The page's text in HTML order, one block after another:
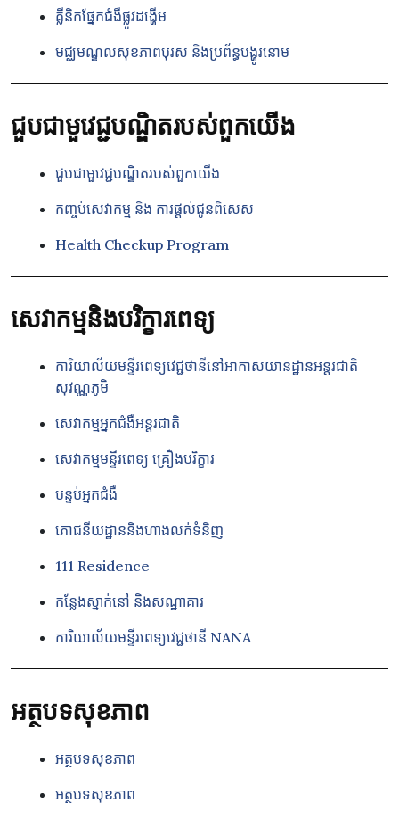
គ្លីនិកផ្នែកជំងឺផ្លូវដង្ហើម
មជ្ឈមណ្ឌលសុខភាពបុរស និងប្រព័ន្ធបង្ហូរនោម
ជួបជាមួវេជ្ជបណ្ឌិតរបស់ពួកយើង
ជួបជាមួវេជ្ជបណ្ឌិតរបស់ពួកយើង
កញ្ចប់សេវាកម្ម និង ការផ្តល់ជូនពិសេស
Health Checkup Program
សេវាកម្មនិងបរិក្ខារពេទ្យ
ការិយាល័យមន្ទីរពេទ្យវេជ្ជថានីនៅអាកាសយានដ្ឋានអន្តរជាតិ
សុវណ្ណភូមិ
សេវាកម្មអ្នកជំងឺអន្តរជាតិ
សេវាកម្មមន្ទីរពេទ្យ គ្រឿងបរិក្ខារ
បន្ទប់អ្នកជំងឺ
ភោជនីយដ្ឋាននិងហាងលក់ទំនិញ
111 Residence
កន្លែងស្នាក់នៅ និងសណ្ឋាគារ
ការិយាល័យមន្ទីរពេទ្យវេជ្ជថានី NANA
អត្ថបទសុខភាព
អត្ថបទសុខភាព
អត្ថបទសុខភាព